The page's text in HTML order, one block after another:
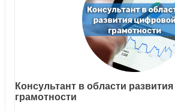
Консультант в области
грамотности